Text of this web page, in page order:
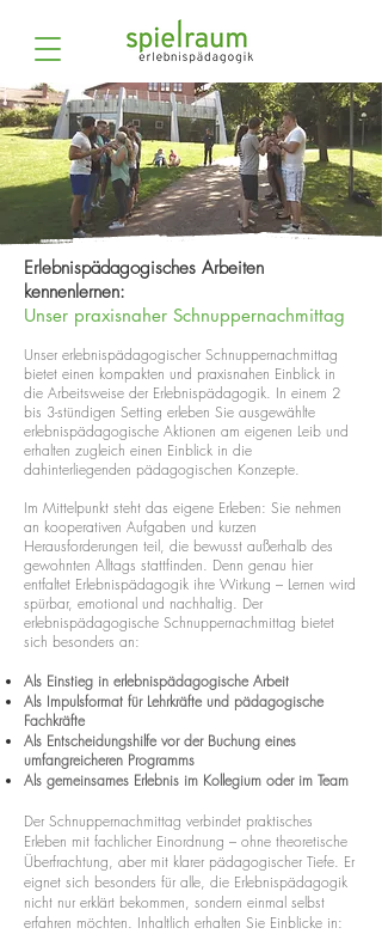
Erlebnispädagogisches Arbeiten
kennenlernen:
Unser praxisnaher Schnuppernachmittag
Unser erlebnispädagogischer Schnuppernachmittag
bietet einen kompakten und praxisnahen Einblick in
die Arbeitsweise der Erlebnispädagogik. In einem 2
bis 3-stündigen Setting erleben Sie ausgewählte
erlebnispädagogische Aktionen am eigenen Leib und
erhalten zugleich einen Einblick in die
dahinterliegenden pädagogischen Konzepte.
Im Mittelpunkt steht das eigene Erleben: Sie nehmen
an kooperativen Aufgaben und kurzen
Herausforderungen teil, die bewusst außerhalb des
gewohnten Alltags stattfinden. Denn genau hier
entfaltet Erlebnispädagogik ihre Wirkung – Lernen wird
spürbar, emotional und nachhaltig. ​ Der
erlebnispädagogische Schnuppernachmittag bietet
sich besonders an:
Als Einstieg in erlebnispädagogische Arbeit
Als Impulsformat für Lehrkräfte und pädagogische
Fachkräfte
Als Entscheidungshilfe vor der Buchung eines
umfangreicheren Programms
Als gemeinsames Erlebnis im Kollegium oder im Team
Der Schnuppernachmittag verbindet praktisches
Erleben mit fachlicher Einordnung – ohne theoretische
Überfrachtung, aber mit klarer pädagogischer Tiefe. Er
eignet sich besonders für alle, die Erlebnispädagogik
nicht nur erklärt bekommen, sondern einmal selbst
erfahren möchten. Inhaltlich erhalten Sie Einblicke in: